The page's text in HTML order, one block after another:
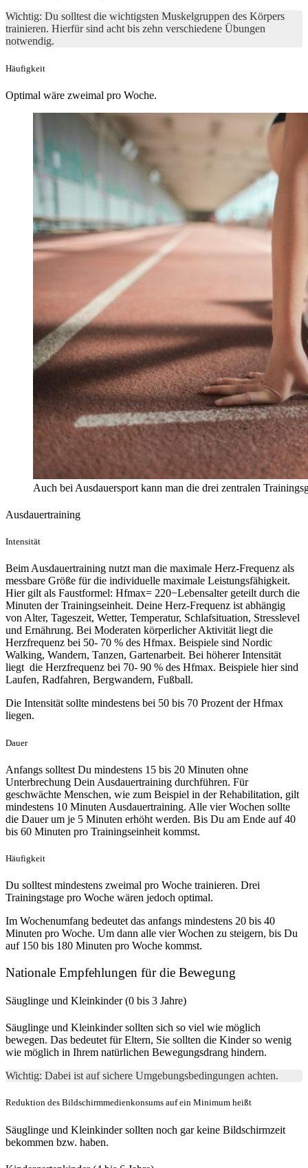
Wichtig: Du solltest die wichtigsten Muskelgruppen des Körpers
trainieren. Hierfür sind acht bis zehn verschiedene Übungen
notwendig.
Häufigkeit
Optimal wäre zweimal pro Woche.
Auch bei Ausdauersport kann man die drei zentralen
Ausdauertraining
Intensität
Beim Ausdauertraining nutzt man die maximale Herz-Frequenz als
messbare Größe für die individuelle maximale Leistungsfähigkeit.
Hier gilt als Faustformel: Hfmax= 220−Lebensalter geteilt durch die
Minuten der Trainingseinheit. Deine Herz-Frequenz ist abhängig
von Alter, Tageszeit, Wetter, Temperatur, Schlafsituation, Stresslevel
und Ernährung. Bei Moderaten körperlicher Aktivität liegt die
Herzfrequenz bei 50- 70 % des Hfmax. Beispiele sind Nordic
Walking, Wandern, Tanzen, Gartenarbeit. Bei höherer Intensität
liegt die Herzfrequenz bei 70- 90 % des Hfmax. Beispiele hier sind
Laufen, Radfahren, Bergwandern, Fußball.
Die Intensität sollte mindestens bei 50 bis 70 Prozent der Hfmax
liegen.
Dauer
Anfangs solltest Du mindestens 15 bis 20 Minuten ohne
Unterbrechung Dein Ausdauertraining durchführen. Für
geschwächte Menschen, wie zum Beispiel in der Rehabilitation, gilt
mindestens 10 Minuten Ausdauertraining. Alle vier Wochen sollte
die Dauer um je 5 Minuten erhöht werden. Bis Du am Ende auf 40
bis 60 Minuten pro Trainingseinheit kommst.
Häufigkeit
Du solltest mindestens zweimal pro Woche trainieren. Drei
Trainingstage pro Woche wären jedoch optimal.
Im Wochenumfang bedeutet das anfangs mindestens 20 bis 40
Minuten pro Woche. Um dann alle vier Wochen zu steigern, bis Du
auf 150 bis 180 Minuten pro Woche kommst.
Nationale Empfehlungen für die Bewegung
Säuglinge und Kleinkinder (0 bis 3 Jahre)
Säuglinge und Kleinkinder sollten sich so viel wie möglich
bewegen. Das bedeutet für Eltern, Sie sollten die Kinder so wenig
wie möglich in Ihrem natürlichen Bewegungsdrang hindern.
Wichtig: Dabei ist auf sichere Umgebungsbedingungen achten.
Reduktion des Bildschirmmedienkonsums auf ein Minimum heißt
Säuglinge und Kleinkinder sollten noch gar keine Bildschirmzeit
bekommen bzw. haben.